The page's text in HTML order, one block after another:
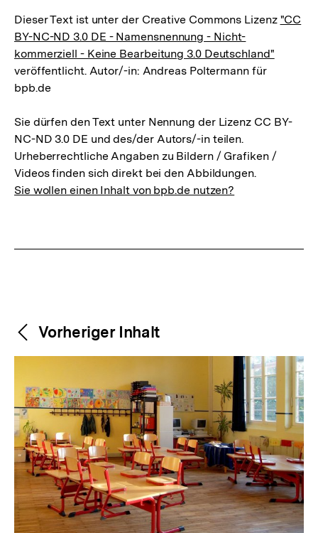
Dieser Text ist unter der Creative Commons Lizenz "CC
BY-NC-ND 3.0 DE - Namensnennung - Nicht-
kommerziell - Keine Bearbeitung 3.0 Deutschland"
veröffentlicht. Autor/-in: Andreas Poltermann für
bpb.de
Sie dürfen den Text unter Nennung der Lizenz CC BY-
NC-ND 3.0 DE und des/der Autors/-in teilen.
Urheberrechtliche Angaben zu Bildern / Grafiken /
Videos finden sich direkt bei den Abbildungen.
Sie wollen einen Inhalt von bpb.de nutzen?
Weitere
Inhalte
Content-
Navigation
Vorheriger Inhalt